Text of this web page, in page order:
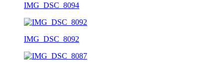
IMG_DSC_8094
IMG_DSC_8092